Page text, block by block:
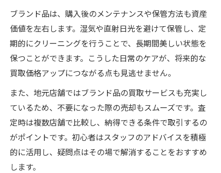
ブランド品は、購入後のメンテナンスや保管方法も資産
価値を左右します。湿気や直射日光を避けて保管し、定
期的にクリーニングを行うことで、長期間美しい状態を
保つことができます。こうした日常のケアが、将来的な
買取価格アップにつながる点も見逃せません。
また、地元店舗ではブランド品の買取サービスも充実し
ているため、不要になった際の売却もスムーズです。査
定時は複数店舗で比較し、納得できる条件で取引するの
がポイントです。初心者はスタッフのアドバイスを積極
的に活用し、疑問点はその場で解消することをおすすめ
します。